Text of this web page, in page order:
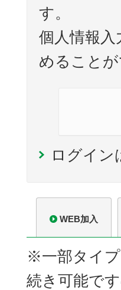
す。
個人情報
めることが
ログイン
WEB加入
※一部タイ
続き可能で